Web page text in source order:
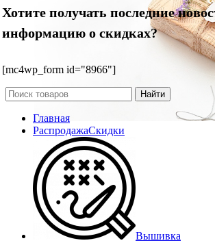
Хотите получать последние
информацию о скидках?
[mc4wp_form id="8966"]
Найти
Главная
РаспродажаСкидки
Вышивка